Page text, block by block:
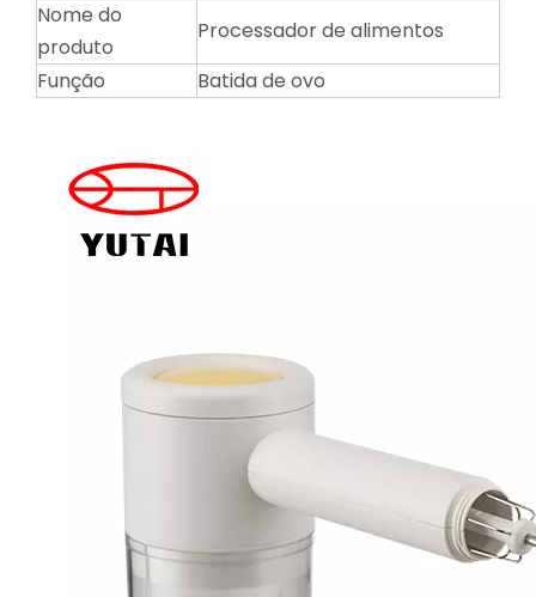
Nome do
produto
Processador de alimentos
Função
Batida de ovo